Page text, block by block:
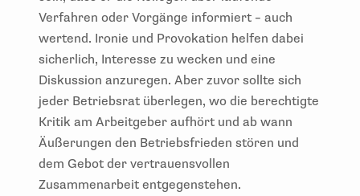
Verfahren oder Vorgänge informiert – auch
wertend. Ironie und Provokation helfen dabei
sicherlich, Interesse zu wecken und eine
Diskussion anzuregen. Aber zuvor sollte sich
jeder Betriebsrat überlegen, wo die berechtigte
Kritik am Arbeitgeber aufhört und ab wann
Äußerungen den Betriebsfrieden stören und
dem Gebot der vertrauensvollen
Zusammenarbeit entgegenstehen.